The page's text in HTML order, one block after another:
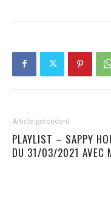
Article précédent
PLAYLIST – SAPPY
DU 31/03/2021 AVEC